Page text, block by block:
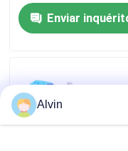
Contacte-nos
Peça umas citações
máquina de
Enviar
Alvin